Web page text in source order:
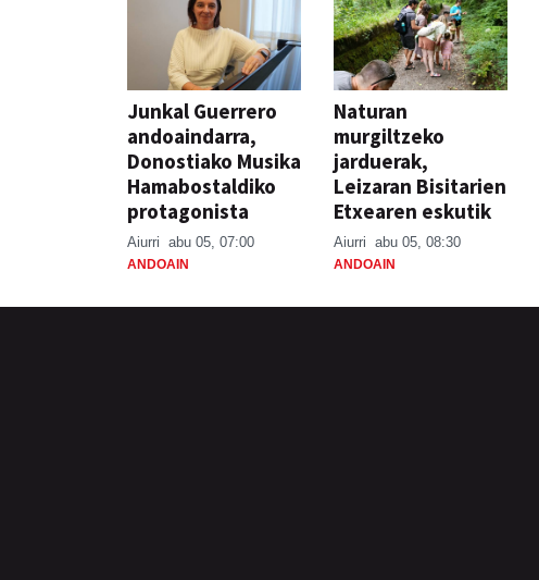
Junkal Guerrero
andoaindarra,
Donostiako Musika
Hamabostaldiko
protagonista
Aiurri abu 05, 07:00
ANDOAIN
Naturan
murgiltzeko
jarduerak,
Leizaran Bisitarien
Etxearen eskutik
Aiurri abu 05, 08:30
ANDOAIN